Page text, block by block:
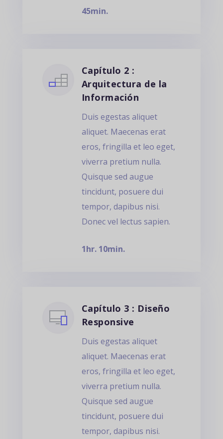
45min.
Capítulo 2 :
Arquitectura de la
Información
Duis egestas aliquet
aliquet. Maecenas erat
eros, fringilla et leo eget,
viverra pretium nulla.
Quisque sed augue
tincidunt, posuere dui
tempor, dapibus nisi.
Donec vel lectus sapien.
1hr. 10min.
Capítulo 3 : Diseño
Responsive
Duis egestas aliquet
aliquet. Maecenas erat
eros, fringilla et leo eget,
viverra pretium nulla.
Quisque sed augue
tincidunt, posuere dui
tempor, dapibus nisi.